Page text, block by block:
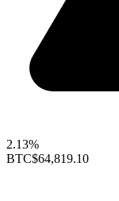
2.13%
BTC$64,819.10